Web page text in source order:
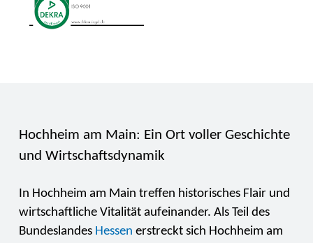
Hochheim am Main: Ein Ort voller Geschichte
und Wirtschaftsdynamik
In Hochheim am Main treffen historisches Flair und
wirtschaftliche Vitalität aufeinander. Als Teil des
Bundeslandes Hessen erstreckt sich Hochheim am